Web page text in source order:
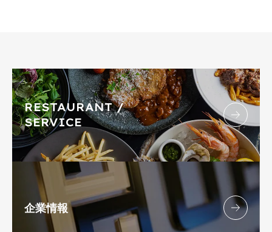
RESTAURANT /
SERVICE
企業情報